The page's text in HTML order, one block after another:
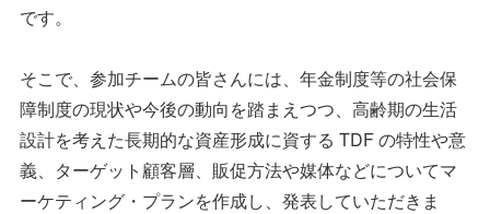
です。
そこで、参加チームの皆さんには、年金制度等の社会保
障制度の現状や今後の動向を踏まえつつ、高齢期の生活
設計を考えた長期的な資産形成に資する TDF の特性や意
義、ターゲット顧客層、販促方法や媒体などについてマ
ーケティング・プランを作成し、発表していただきま